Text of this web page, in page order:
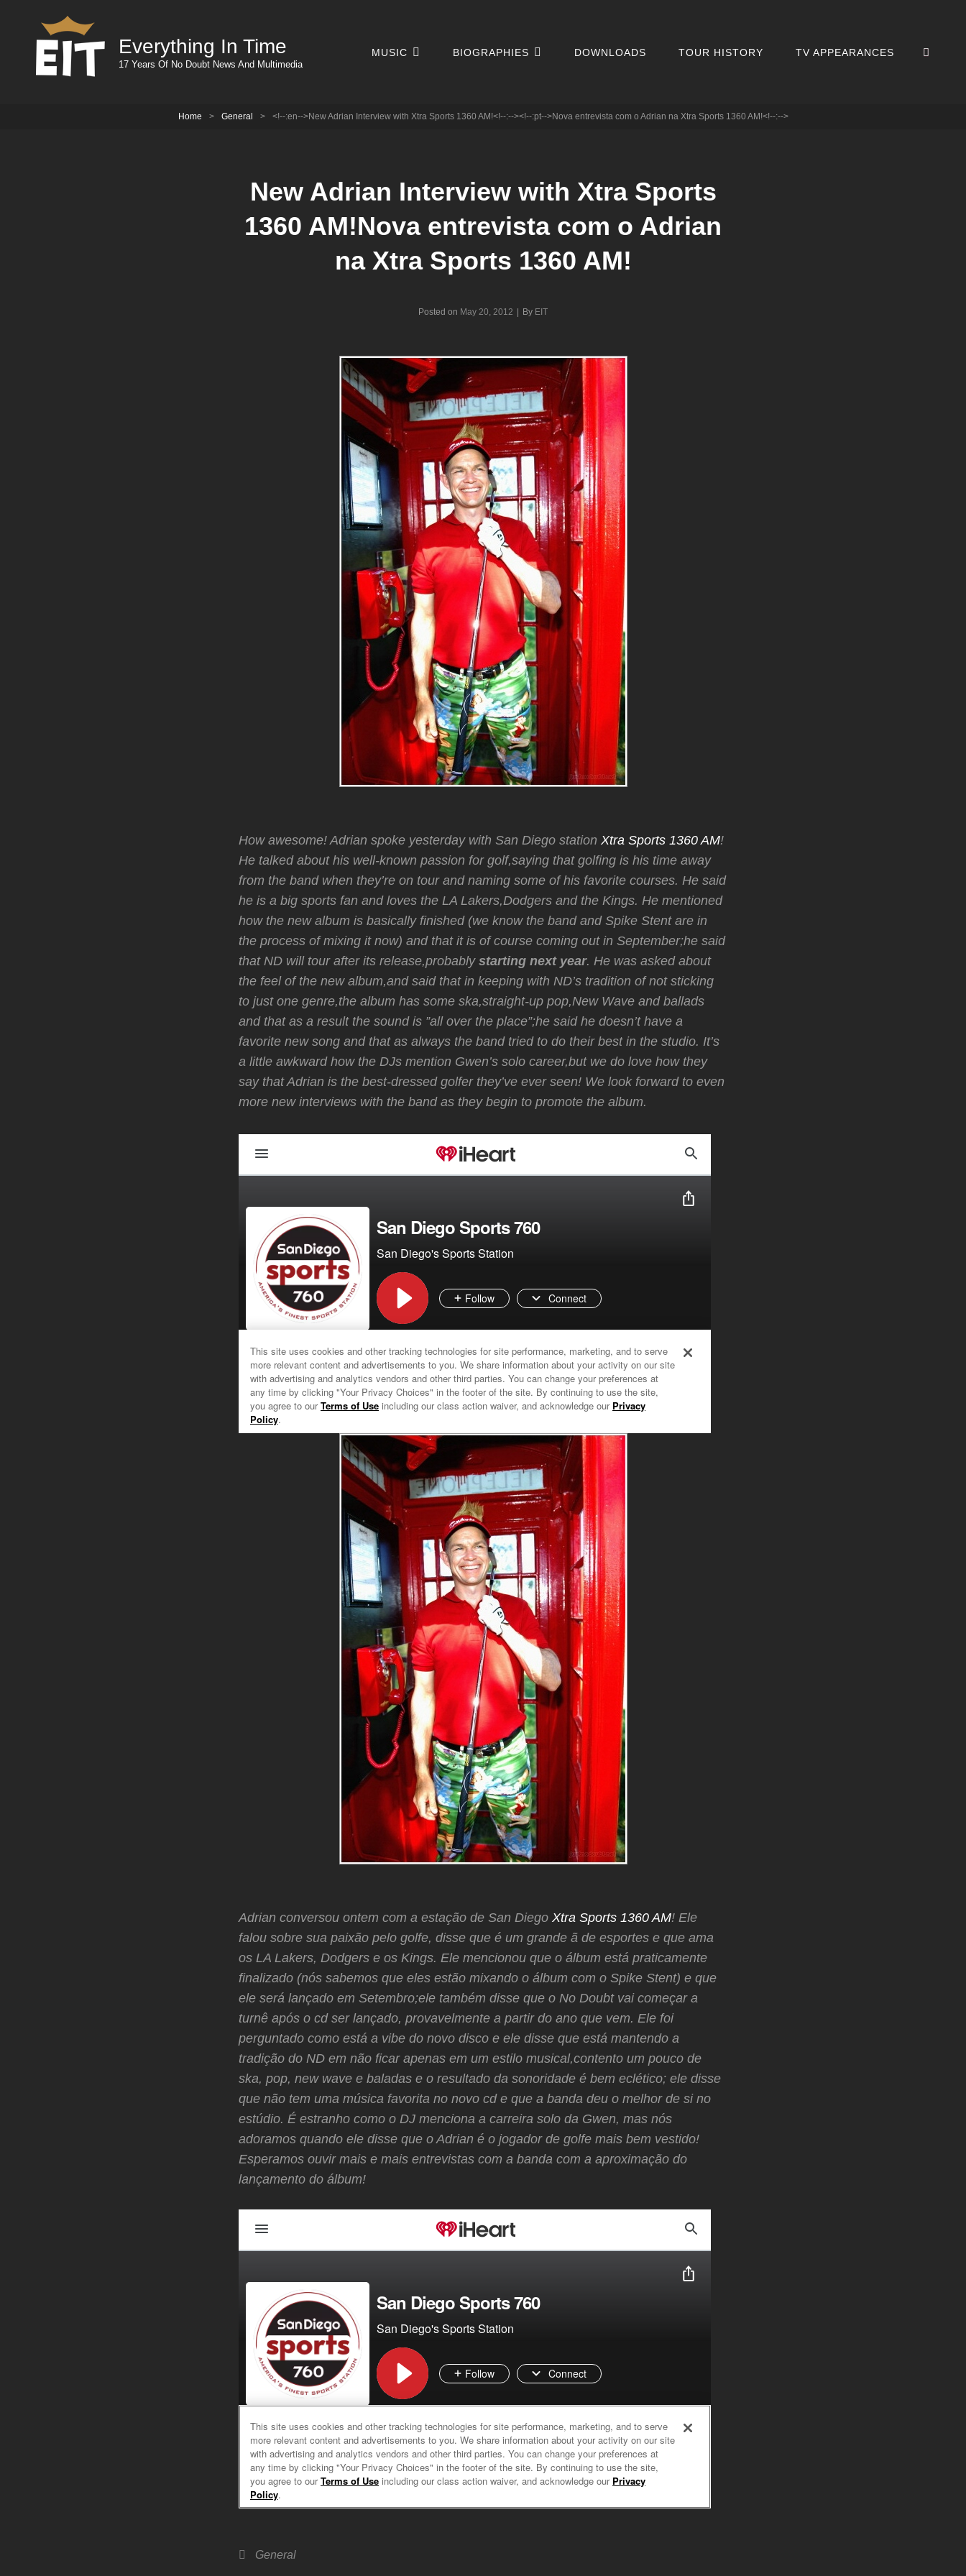
Everything In Time
17 Years Of No Doubt News And Multimedia
MUSIC BIOGRAPHIES DOWNLOADS TOUR HISTORY TV APPEARANCES
Home > General > <!--:en-->New Adrian Interview with Xtra Sports 1360 AM!<!--:--><!--:pt-->Nova entrevista com o Adrian na Xtra Sports 1360 AM!<!--:-->
New Adrian Interview with Xtra Sports
1360 AM!Nova entrevista com o Adrian
na Xtra Sports 1360 AM!
Posted on May 20, 2012 By Byline
EIT
How awesome! Adrian spoke yesterday with San Diego station Xtra Sports 1360 AM!
He talked about his well-known passion for golf,saying that golfing is his time away
from the band when they’re on tour and naming some of his favorite courses. He said
he is a big sports fan and loves the LA Lakers,Dodgers and the Kings. He mentioned
how the new album is basically finished (we know the band and Spike Stent are in
the process of mixing it now) and that it is of course coming out in September;he said
that ND will tour after its release,probablystarting next year. He was asked about
the feel of the new album,and said that in keeping with ND’s tradition of not sticking
to just one genre,the album has some ska,straight-up pop,New Wave and ballads
and that as a result the sound is ”all over the place”;he said he doesn’t have a
favorite new song and that as always the band tried to do their best in the studio. It’s
a little awkward how the DJs mention Gwen’s solo career,but we do love how they
say that Adrian is the best-dressed golfer they’ve ever seen! We look forward to even
more new interviews with the band as they begin to promote the album.
Adrian conversou ontem com a estação de San Diego Xtra Sports 1360 AM! Ele
falou sobre sua paixão pelo golfe, disse que é um grande ã de esportes e que ama
os LA Lakers, Dodgers e os Kings. Ele mencionou que o álbum está praticamente
finalizado (nós sabemos que eles estão mixando o álbum com o Spike Stent) e que
ele será lançado em Setembro;ele também disse que o No Doubt vai começar a
turnê após o cd ser lançado, provavelmente a partir do ano que vem. Ele foi
perguntado como está a vibe do novo disco e ele disse que está mantendo a
tradição do ND em não ficar apenas em um estilo musical,contento um pouco de
ska, pop, new wave e baladas e o resultado da sonoridade é bem eclético; ele disse
que não tem uma música favorita no novo cd e que a banda deu o melhor de si no
estúdio. É estranho como o DJ menciona a carreira solo da Gwen, mas nós
adoramos quando ele disse que o Adrian é o jogador de golfe mais bem vestido!
Esperamos ouvir mais e mais entrevistas com a banda com a aproximação do
lançamento do álbum!
Categories
General